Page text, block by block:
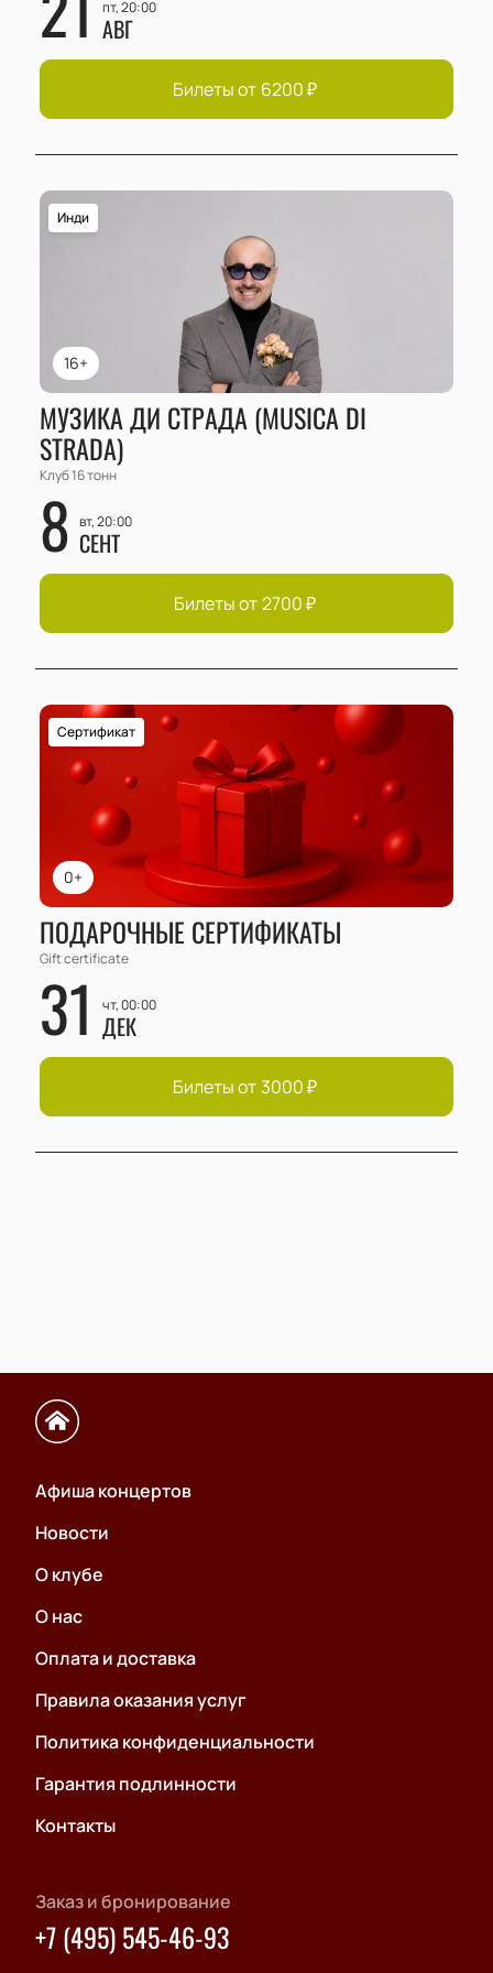
пт, 20:00
АВГ
Билеты от 6200₽
16+
Инди
МУЗИКА ДИ СТРАДА (MUSICA DI
STRADA)
Клуб 16 тонн
8 вт, 20:00
СЕНТ
Билеты от 2700₽
0+
Сертификат
ПОДАРОЧНЫЕ СЕРТИФИКАТЫ
Gift certificate
31 чт, 00:00
ДЕК
Билеты от 3000₽
Афиша концертов
Новости
О клубе
О нас
Оплата и доставка
Правила оказания услуг
Политика конфиденциальности
Гарантия подлинности
Контакты
Заказ и бронирование
+7 (495) 545-46-93